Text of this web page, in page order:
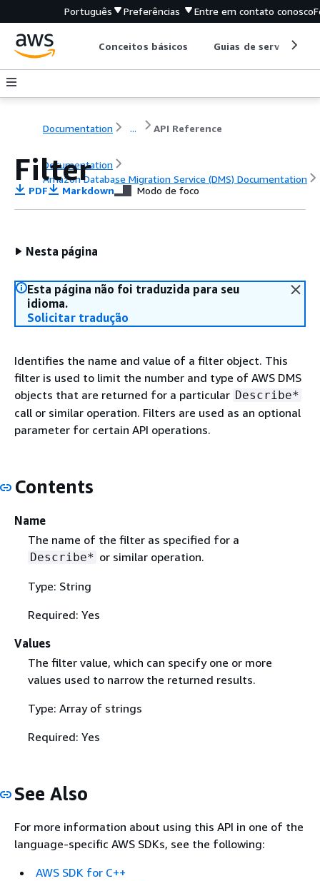
Português Preferências Entre em contato conosco
Conceitos básicos Guias de serviço
Documentation ... API Reference
Documentation
Amazon Database Migration Service (DMS) Documentation
API Reference
Filter
PDF Markdown Modo de foco
Nesta página
Esta página não foi traduzida para seu
idioma.
Solicitar tradução
Identifies the name and value of a filter object. This
filter is used to limit the number and type of AWS DMS
objects that are returned for a particular Describe*
call or similar operation. Filters are used as an optional
parameter for certain API operations.
Contents
Name
The name of the filter as specified for a
Describe* or similar operation.
Type: String
Required: Yes
Values
The filter value, which can specify one or more
values used to narrow the returned results.
Type: Array of strings
Required: Yes
See Also
For more information about using this API in one of the
language-specific AWS SDKs, see the following:
AWS SDK for C++